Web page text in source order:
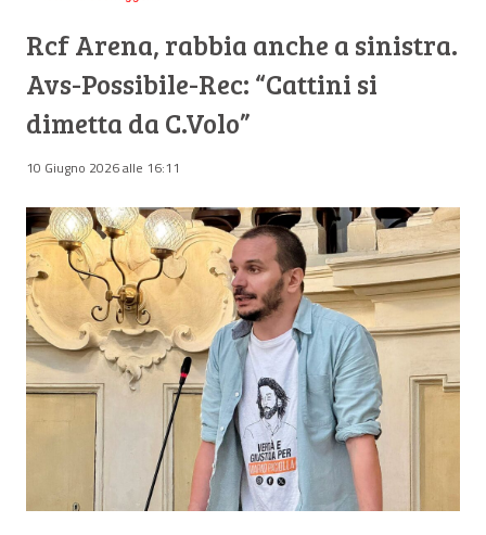
Rcf Arena, rabbia anche a sinistra.
Avs-Possibile-Rec: “Cattini si
dimetta da C.Volo”
10 Giugno 2026 alle 16:11